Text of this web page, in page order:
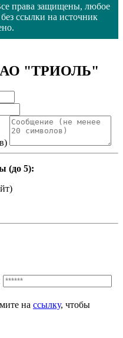
права защищены, любое
ссылки на источник
ЗАО "ТРИОЛЬ"
(до 5):
на ссылку, чтобы